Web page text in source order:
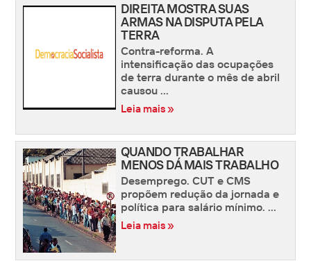
DIREITA MOSTRA SUAS
ARMAS NA DISPUTA PELA
TERRA
Contra-reforma. A
intensificação das ocupações
de terra durante o mês de abril
causou ...
Leia mais »
QUANDO TRABALHAR
MENOS DÁ MAIS TRABALHO
Desemprego. CUT e CMS
propõem redução da jornada e
política para salário mínimo. ...
Leia mais »